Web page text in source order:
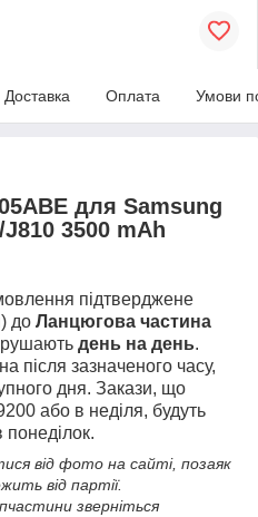
Доставка Оплата Умови
для Samsung
3500 mAh
підтверджене
до Ланцюгова частина
день на день.
після зазначеного часу,
дня. Закази, що
або в неділя, будуть
понеділок.
від фото на сайті, позаяк
від партії.
зверніться